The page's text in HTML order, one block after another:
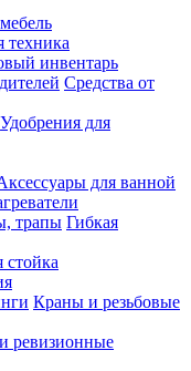
техника
инвентарь
Средства от
Удобрения для
для ванной
Гибкая
стойка
Краны и резьбовые
ревизионные